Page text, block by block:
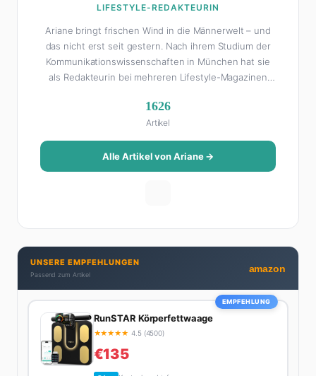
LIFESTYLE-REDAKTEURIN
Ariane bringt frischen Wind in die Männerwelt – und
das nicht erst seit gestern. Nach ihrem Studium der
Kommunikationswissenschaften in München hat sie
als Redakteurin bei mehreren Lifestyle-Magazinen
Als Lifestyle-Redakteurin schreibt sie über alles, was
das Leben schöner macht: von Interior Design und
Reise-Tipps über Food-Trends bis hin zu
Beziehungsratgebern, die auch Männer gerne lesen.
Ihre Geheimwaffe: Sie weiß genau, was Frauen an
Brunch-Spot der Stadt. Ihre Interior-Tipps basieren
auf echter Erfahrung – ihre Wohnung wurde schon
zweimal in Design-Blogs gefeatured.
1626
Artikel
Alle Artikel von Ariane →
UNSERE EMPFEHLUNGEN
Passend zum Artikel
amazon
EMPFEHLUNG
RunSTAR Körperfettwaage
★★★★★ 4.5 (4500)
€135